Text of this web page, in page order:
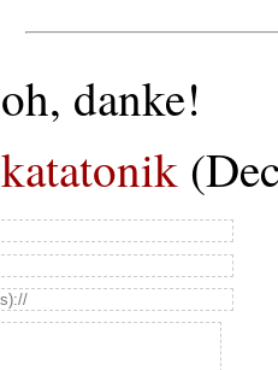
oh, danke!
katatonik